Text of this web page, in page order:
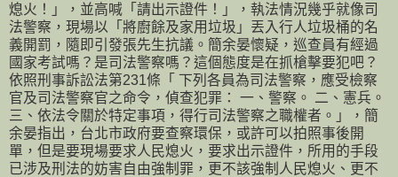
熄火！」，並高喊「請出示證件！」，執法情況幾乎就像司
法警察，現場以「將廚餘及家用垃圾」丟入行人垃圾桶的名
義開罰，隨即引發張先生抗議。簡余晏懷疑，巡查員有經過
國家考試嗎？是司法警察嗎？這個態度是在抓槍擊要犯吧？
依照刑事訴訟法第231條「 下列各員為司法警察，應受檢察
官及司法警察官之命令，偵查犯罪： 一、警察。 二、憲兵。
三、依法令關於特定事項，得行司法警察之職權者。」，簡
余晏指出，台北市政府要查察環保，或許可以拍照事後開
單，但是要現場要求人民熄火，要求出示證件，所用的手段
已涉及刑法的妨害自由強制罪，更不該強制人民熄火、更不